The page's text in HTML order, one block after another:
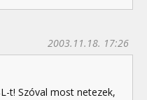
2003.11.18. 17:26
t! Szóval most netezek,